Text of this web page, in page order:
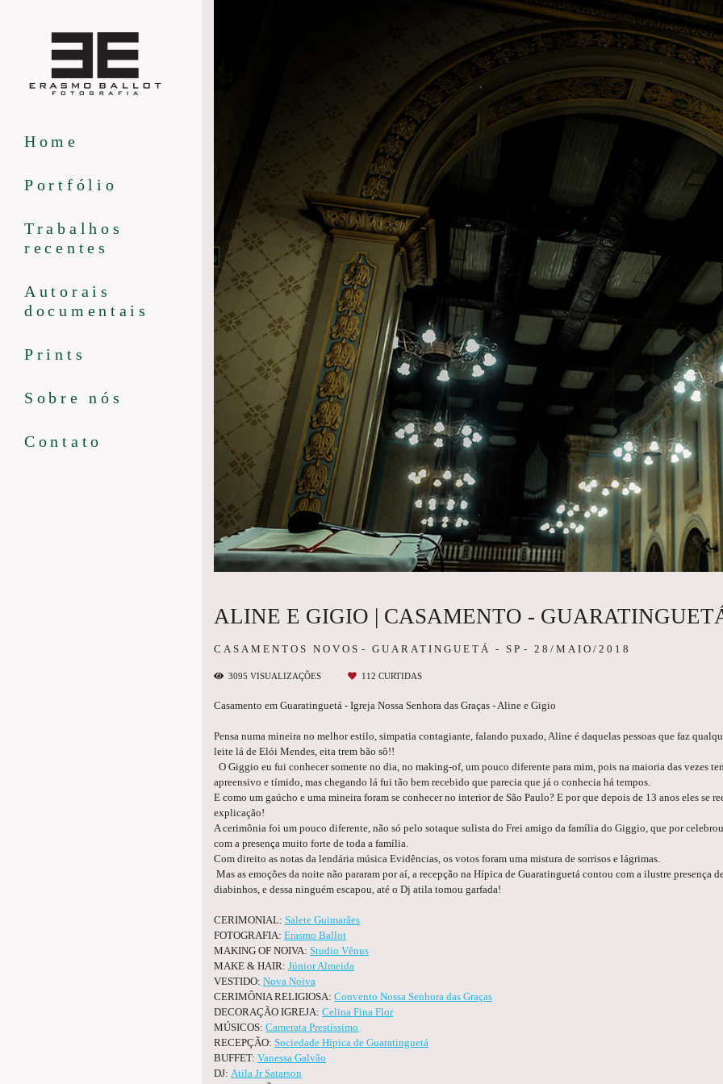
Home
Portfólio
Trabalhos
recentes
Autorais
documentais
Prints
Sobre nós
Contato
CASAMENTOS NOVOS GUARATINGUETÁ - SP 28/MAIO/2018
ALINE E GIGIO | CASAMENTO -
3095 VISUALIZAÇÕES 112 CURTIDAS
Casamento em Guaratinguetá - Igreja Nossa Senhora das Graças - Aline e Gigio
Pensa numa mineira no melhor estilo, simpatia contagiante, falando puxado, Aline é daquelas pessoas que faz
leite lá de Elói Mendes, eita trem bão sô!!
O Giggio eu fui conhecer somente no dia, no making-of, um pouco diferente para mim, pois na maioria das vezes
apreensivo e tímido, mas chegando lá fui tão bem recebido que parecia que já o conhecia há tempos.
E como um gaúcho e uma mineira foram se conhecer no interior de São Paulo? E por que depois de 13 anos eles se
explicação!
A cerimônia foi um pouco diferente, não só pelo sotaque sulista do Frei amigo da família do Giggio, que por
com a presença muito forte de toda a família.
Com direito as notas da lendária música Evidências, os votos foram uma mistura de sorrisos e lágrimas.
Mas as emoções da noite não pararam por aí, a recepção na Hípica de Guaratinguetá contou com a ilustre
diabinhos, e dessa ninguém escapou, até o Dj atila tomou garfada!
CERIMONIAL: Salete Guimarâes
FOTOGRAFIA: Erasmo Ballot
MAKING OF NOIVA: Studio Vênus
MAKE & HAIR: Júnior Almeida
VESTIDO: Nova Noiva
CERIMÔNIA RELIGIOSA: Convento Nossa Senhora das Graças
DECORAÇÃO IGREJA: Celina Fina Flor
MÚSICOS: Camerata Prestíssimo
RECEPÇÃO: Sociedade Hípica de Guaratinguetá
BUFFET: Vanessa Galvão
DJ: Atila Jr Satarson